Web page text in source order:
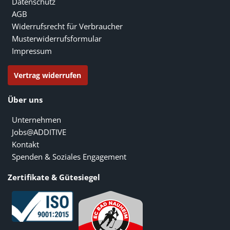
AGB
Widerrufsrecht für Verbraucher
Musterwiderrufsformular
Impressum
Vertrag widerrufen
Über uns
Unternehmen
Jobs@ADDITIVE
Kontakt
Spenden & Soziales Engagement
Zertifikate & Gütesiegel